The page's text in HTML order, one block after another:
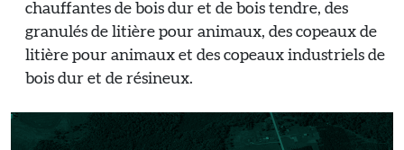
chauffantes de bois dur et de bois tendre, des
granulés de litière pour animaux, des copeaux de
litière pour animaux et des copeaux industriels de
bois dur et de résineux.